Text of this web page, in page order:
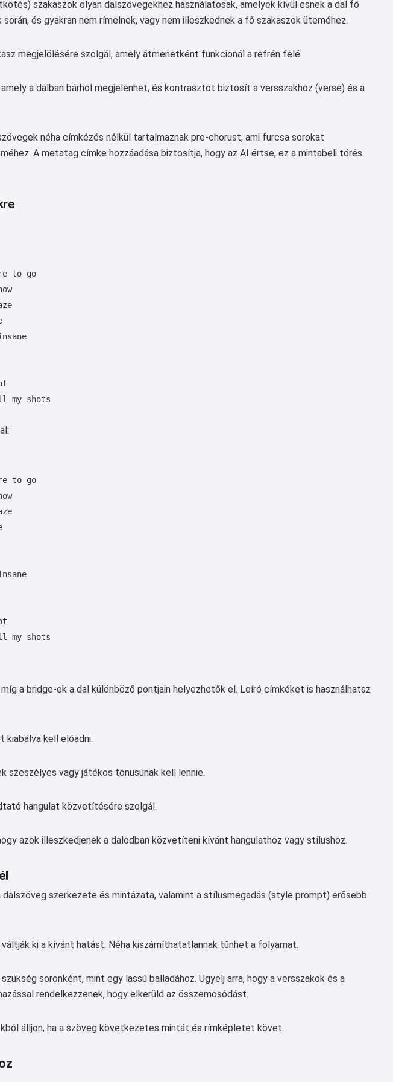
szakaszok olyan dalszövegekhez használatosak, amelyek kívül esnek a dal fő
és gyakran nem rímelnek, vagy nem illeszkednek a fő szakaszok üteméhez.
megjelölésére szolgál, amely átmenetként funkcionál a refrén felé.
a dalban bárhol megjelenhet, és kontrasztot biztosít a versszakhoz (verse) és a
néha címkézés nélkül tartalmaznak pre-chorust, ami furcsa sorokat
A metatag címke hozzáadása biztosítja, hogy az AI értse, ez a mintabeli törés
to go
my shots
to go
my shots
a bridge-ek a dal különböző pontjain helyezhetők el. Leíró címkéket is használhatsz
kiabálva kell előadni.
szeszélyes vagy játékos tónusúnak kell lennie.
hangulat közvetítésére szolgál.
azok illeszkedjenek a dalodban közvetíteni kívánt hangulathoz vagy stílushoz.
szerkezete és mintázata, valamint a stílusmegadás (style prompt) erősebb
ki a kívánt hatást. Néha kiszámíthatatlannak tűnhet a folyamat.
soronként, mint egy lassú balladához. Ügyelj arra, hogy a versszakok és a
rendelkezzenek, hogy elkerüld az összemosódást.
álljon, ha a szöveg következetes mintát és rímképletet követ.
verseket